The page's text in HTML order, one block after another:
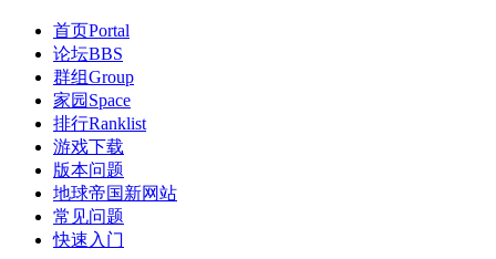
首页Portal
论坛BBS
群组Group
家园 Space
排行Ranklist
游戏下载
版本问题
地球帝国新网站
常见问题
快速入门